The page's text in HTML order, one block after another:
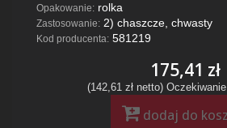
Opakowanie: rolka
Zastosowanie: 2) chaszcze, chwasty
Kod producenta: 581219
175,41 zł
(142,61 zł netto)
dodaj do